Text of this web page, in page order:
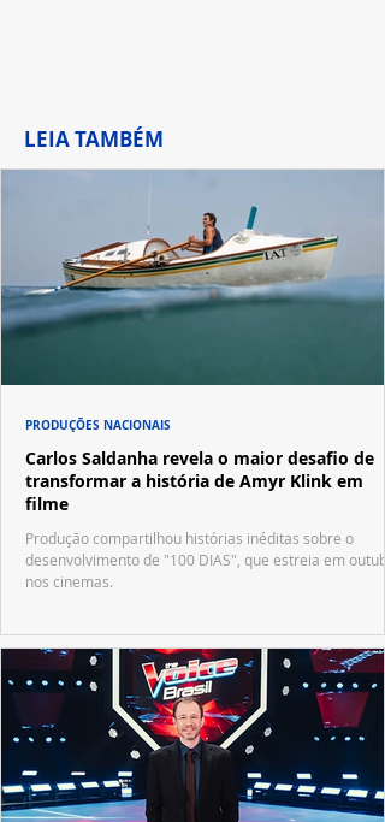
LEIA TAMBÉM
Carlos Saldanha revela o maior desafio de
transformar a história de Amyr Klink em
filme
Produção compartilhou histórias inéditas sobre o
desenvolvimento de "100 DIAS", que estreia em
nos cinemas.
PRODUÇÕES NACIONAIS